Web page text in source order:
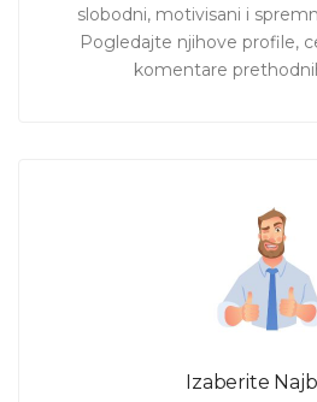
slobodni, motivisani i
Pogledajte njihove profile,
komentare
Izaberite